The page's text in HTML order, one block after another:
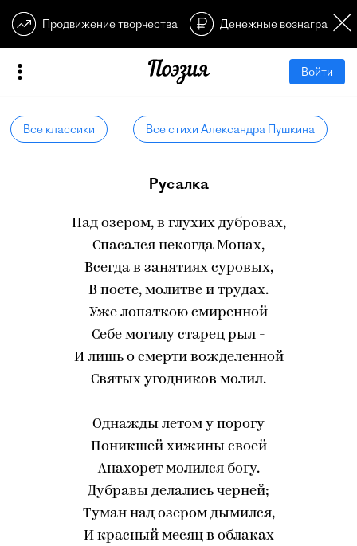
Продвижение творчества Денежные
Войти
Все классики Все стихи Александра Пушкина
Русалка
Над озером, в глухих дубровах,
Спасался некогда Монах,
Всегда в занятиях суровых,
В посте, молитве и трудах.
Уже лопаткою смиренной
Себе могилу старец рыл -
И лишь о смерти вожделенной
Святых угодников молил.
Однажды летом у порогу
Поникшей хижины своей
Анахорет молился богу.
Дубравы делались черней;
Туман над озером дымился,
И красный месяц в облаках